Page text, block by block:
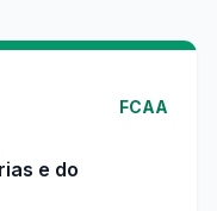
FCAA
e do